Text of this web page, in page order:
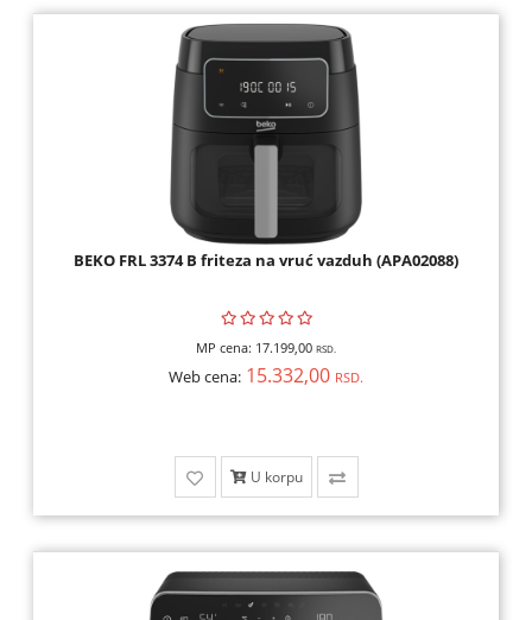
BEKO FRL 3374 B friteza na vruć vazduh (APA02088)
MP cena: 17.199,00 RSD.
Web cena: 15.332,00 RSD.
U korpu